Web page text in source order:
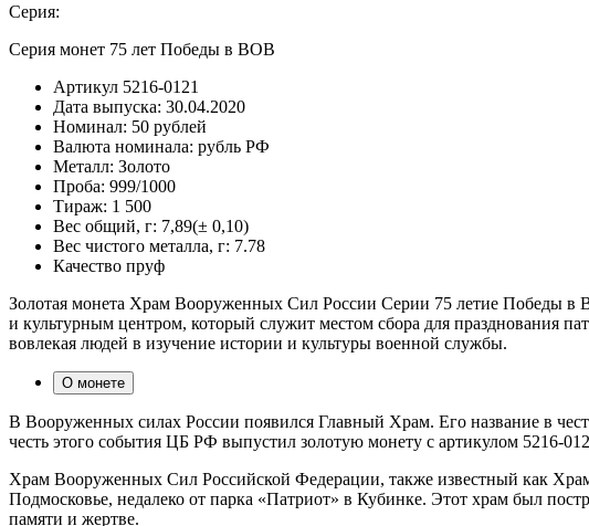
Серия:
Серия монет 75 лет Победы в ВОВ
Артикул 5216-0121
Дата выпуска: 30.04.2020
Номинал: 50 рублей
Валюта номинала: рубль РФ
Металл: Золото
Проба: 999/1000
Тираж: 1 500
Вес общий, г: 7,89(± 0,10)
Вес чистого металла, г: 7.78
Качество пруф
Золотая монета Храм Вооруженных Сил России Серии 75 летие Победы в
и культурным центром, который служит местом сбора для празднования
вовлекая людей в изучение истории и культуры военной службы.
О монете
В Вооруженных силах России появился Главный Храм. Его название в
честь этого события ЦБ РФ выпустил золотую монету с артикулом 5216-
Храм Вооруженных Сил Российской Федерации, также известный как
Подмосковье, недалеко от парка «Патриот» в Кубинке. Этот храм был
памяти и жертве.